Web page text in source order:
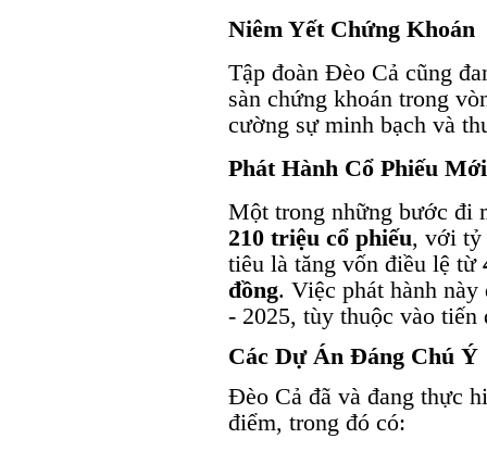
Niêm Yết Chứng Khoán
Tập đoàn Đèo Cả cũng
sàn chứng khoán trong
cường sự minh bạch và
Phát Hành Cổ Phiếu Mới
Một trong những bước đi
210 triệu cổ phiếu, với
tiêu là tăng vốn điều lệ từ
đồng. Việc phát hành
- 2025, tùy thuộc vào
Các Dự Án Đáng Chú Ý
Đèo Cả đã và đang thực
điểm, trong đó có: